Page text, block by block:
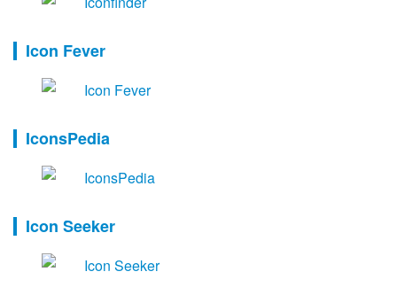
Icon Fever
IconsPedia
Icon Seeker